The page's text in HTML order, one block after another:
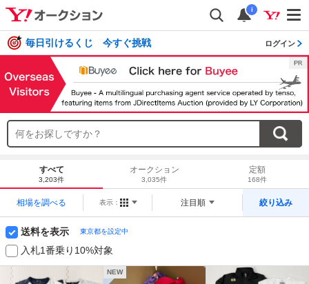
i
毎日引けるくじ 今すぐ挑戦 ログイン
すべて
3,203件
オークション
3,035件
定額
168件
相場を調べる 表示： 注目順 絞り込み
送料を表示 東京都を設定中
入札1番乗り10%対象
NEW